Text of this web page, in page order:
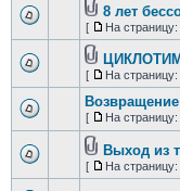
8 лет
[ На страницу:
[ На страницу:
[ На страницу:
Выход из
[ На страницу: